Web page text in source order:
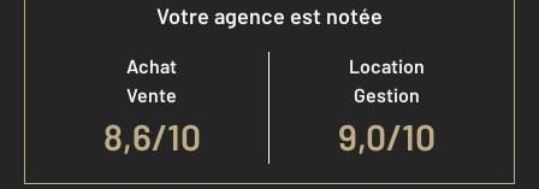
Votre agence est notée
Achat
Vente
8,6/10
Location
Gestion
9,0/10